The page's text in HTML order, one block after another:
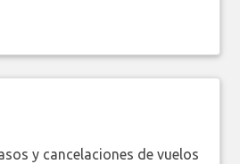
y cancelaciones de vuelos